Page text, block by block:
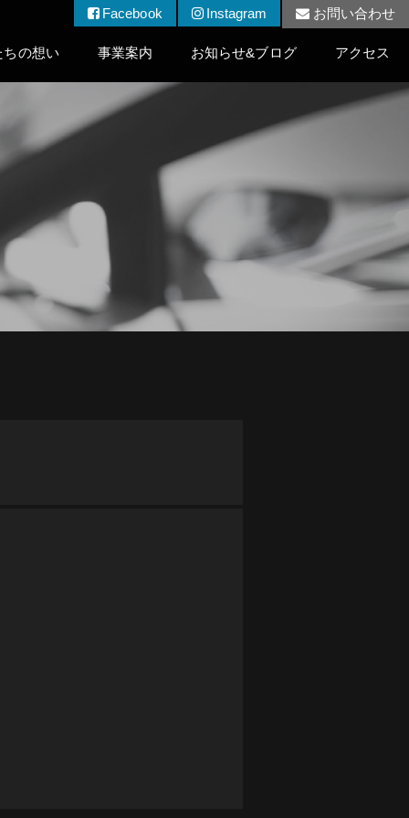
Facebook Instagram お問い合わせ
ちの想い 事業案内 お知らせ&ブログ アクセス